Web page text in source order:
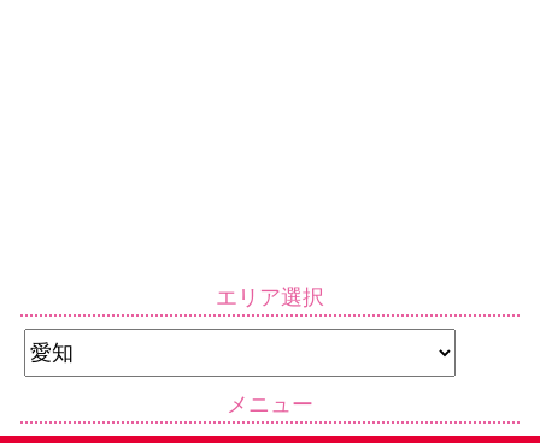
エリア選択
メニュー